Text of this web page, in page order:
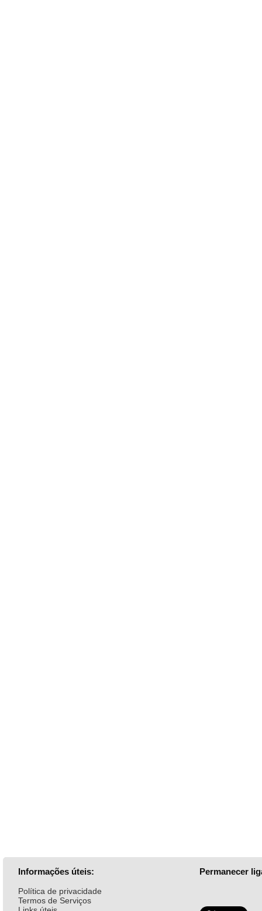
Informações úteis:
Política de privacidade
Termos de Serviços
Permanecer